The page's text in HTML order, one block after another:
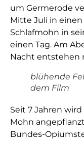
um Germerode
Mitte Juli in
Schlafmohn in
einen Tag. Am
Nacht entstehen
blühende
dem Film
Seit 7 Jahren
Mohn
Bundes-